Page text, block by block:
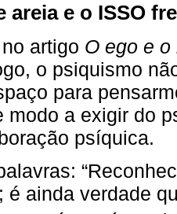
areia e o ISSO
artigo O ego e o
o psiquismo
para
modo a exigir do
psíquica.
é ainda verdade